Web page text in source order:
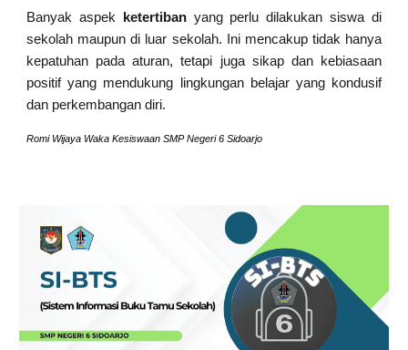
Banyak aspek ketertibanyang perlu dilakukan siswa di
sekolah maupun di luar sekolah. Ini mencakup tidak hanya
kepatuhan pada aturan, tetapi juga sikap dan kebiasaan
positif yang mendukung lingkungan belajar yang kondusif
dan perkembangan diri.
Romi Wijaya Waka Kesiswaan SMP Negeri 6 Sidoarjo